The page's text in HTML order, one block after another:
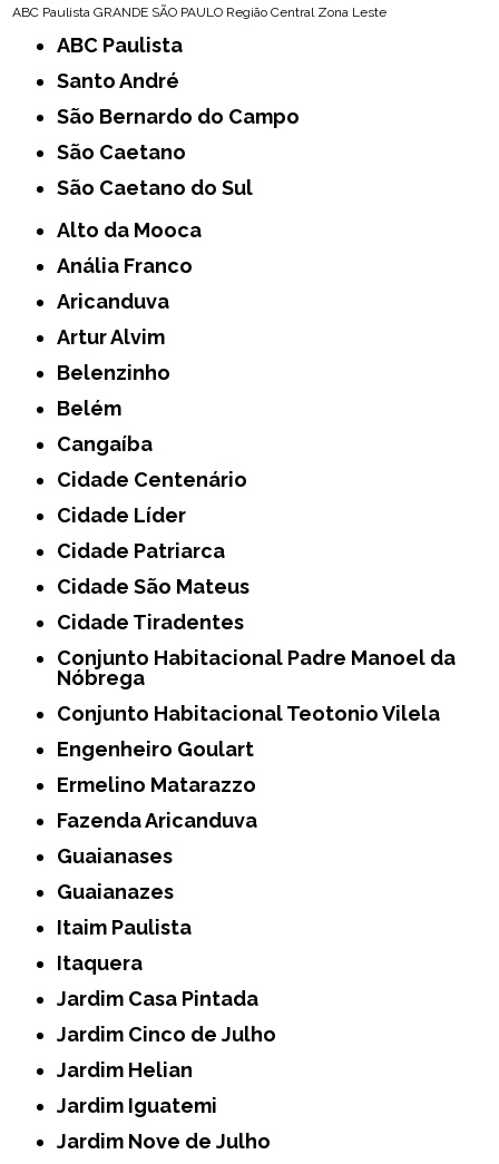
ABC Paulista GRANDE SÃO PAULO Região Central Zona Leste
ABC Paulista
Santo André
São Bernardo do Campo
São Caetano
São Caetano do Sul
Alto da Mooca
Anália Franco
Aricanduva
Artur Alvim
Belenzinho
Belém
Cangaíba
Cidade Centenário
Cidade Líder
Cidade Patriarca
Cidade São Mateus
Cidade Tiradentes
Conjunto Habitacional Padre Manoel da
Nóbrega
Conjunto Habitacional Teotonio Vilela
Engenheiro Goulart
Ermelino Matarazzo
Fazenda Aricanduva
Guaianases
Guaianazes
Itaim Paulista
Itaquera
Jardim Casa Pintada
Jardim Cinco de Julho
Jardim Helian
Jardim Iguatemi
Jardim Nove de Julho